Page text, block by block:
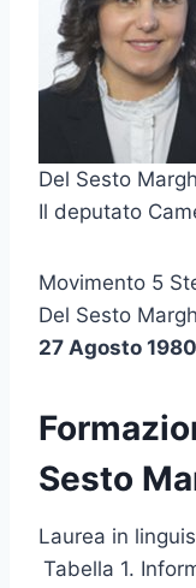
Del Sesto
Il deputato
Movimento 5
Del Sesto
27 Agosto 1980
Sesto
Laurea in
Tabella 1.